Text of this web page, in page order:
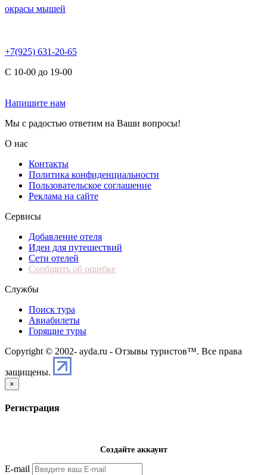
окрасы мышей
+7(925) 631-20-65
С 10-00 до 19-00
Напишите нам
Мы с радостью ответим на Ваши вопросы!
О нас
Контакты
Политика конфиденциальности
Пользовательское соглашение
Реклама на сайте
Сервисы
Добавление отеля
Идеи для путешествий
Сети отелей
Сообщить об ошибке
Службы
Поиск тура
Авиабилеты
Горящие туры
Copyright © 2002- ayda.ru - Отзывы туристов™. Все права
защищены.
×
Регистрация
Создайте аккаунт
E-mail